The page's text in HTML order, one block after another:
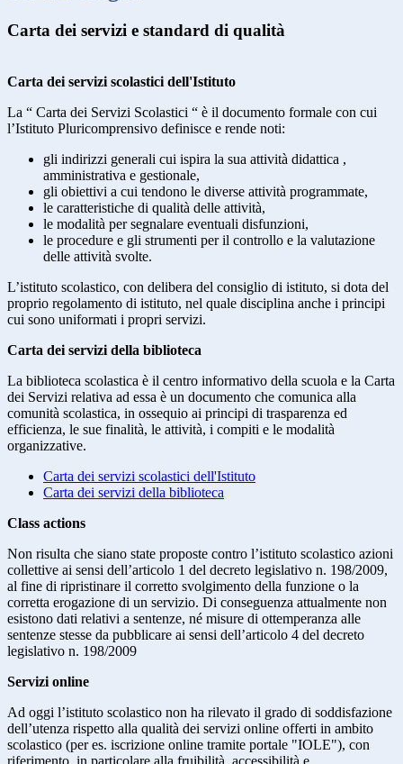
Carta dei servizi e standard di qualità
Carta dei servizi scolastici dell'Istituto
La “ Carta dei Servizi Scolastici “ è il documento formale con cui
l’Istituto Pluricomprensivo definisce e rende noti:
gli indirizzi generali cui ispira la sua attività didattica ,
amministrativa e gestionale,
gli obiettivi a cui tendono le diverse attività programmate,
le caratteristiche di qualità delle attività,
le modalità per segnalare eventuali disfunzioni,
le procedure e gli strumenti per il controllo e la valutazione
delle attività svolte.
L’istituto scolastico, con delibera del consiglio di istituto, si dota del
proprio regolamento di istituto, nel quale disciplina anche i principi
cui sono uniformati i propri servizi.
Carta dei servizi della biblioteca
La biblioteca scolastica è il centro informativo della scuola e la Carta
dei Servizi relativa ad essa è un documento che comunica alla
comunità scolastica, in ossequio ai principi di trasparenza ed
efficienza, le sue finalità, le attività, i compiti e le modalità
organizzative.
Carta dei servizi scolastici dell'Istituto
Carta dei servizi della biblioteca
Class actions
Non risulta che siano state proposte contro l’istituto scolastico azioni
collettive ai sensi dell’articolo 1 del decreto legislativo n. 198/2009,
al fine di ripristinare il corretto svolgimento della funzione o la
corretta erogazione di un servizio. Di conseguenza attualmente non
esistono dati relativi a sentenze, né misure di ottemperanza alle
sentenze stesse da pubblicare ai sensi dell’articolo 4 del decreto
legislativo n. 198/2009
Servizi online
Ad oggi l’istituto scolastico non ha rilevato il grado di soddisfazione
dell’utenza rispetto alla qualità dei servizi online offerti in ambito
scolastico (per es. iscrizione online tramite portale "IOLE"), con
riferimento, in particolare alla fruibilità, accessibilità e